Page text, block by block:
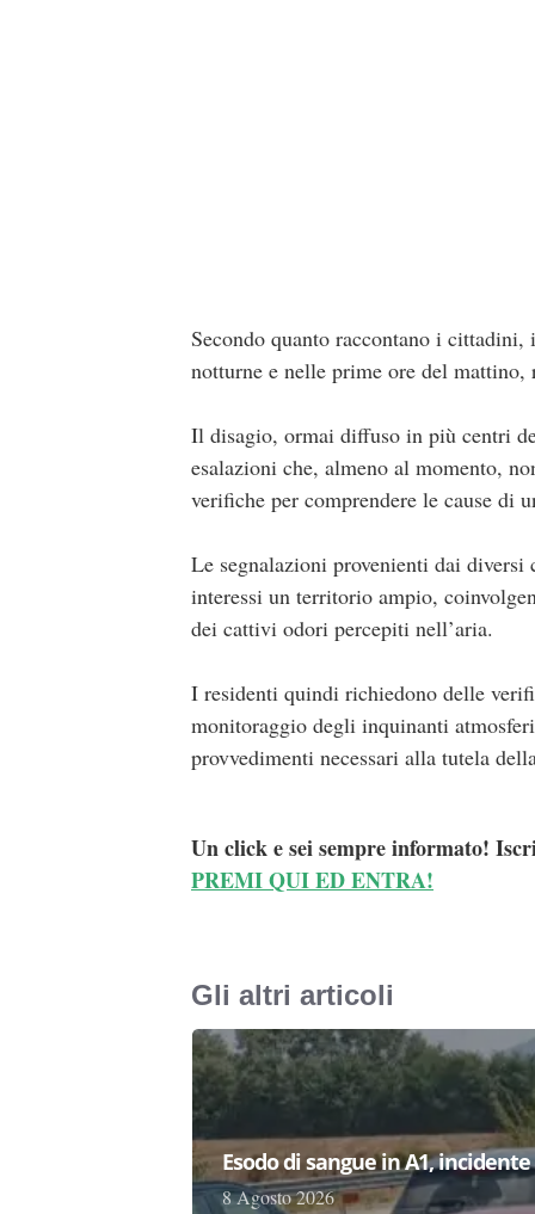
Secondo quanto raccontano i
notturne e nelle prime ore del mattino,
Il disagio, ormai diffuso in più centri
esalazioni che, almeno al momento,
verifiche per comprendere le cause di
Le segnalazioni provenienti dai
interessi un territorio ampio,
dei cattivi odori percepiti nell’aria.
I residenti quindi richiedono delle
monitoraggio degli inquinanti
provvedimenti necessari alla tutela
Un click e sei sempre informato!
PREMI QUI ED ENTRA!
Gli altri articoli
Esodo di sangue in A1,
8 Agosto 2026